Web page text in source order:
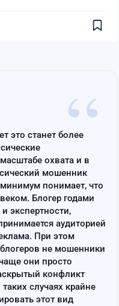
“
это станет более
охвата и в
мошенник
минимум понимает, что
Блогер годами
экспертности,
аудиторией
При этом
не мошенники
они просто
конфликт
случаях крайне
этот вид